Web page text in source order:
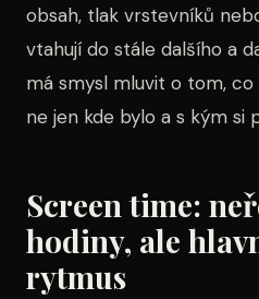
obsah, tlak vrstevníků
vtahují do stále dalšího a
má smysl mluvit o tom,
ne jen kde bylo a s kým si
Screen time:
hodiny, ale
rytmus